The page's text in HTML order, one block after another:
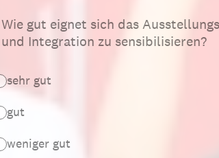
Wie gut eignet sich das
und Integration zu sensibilisieren?
sehr gut
gut
weniger gut